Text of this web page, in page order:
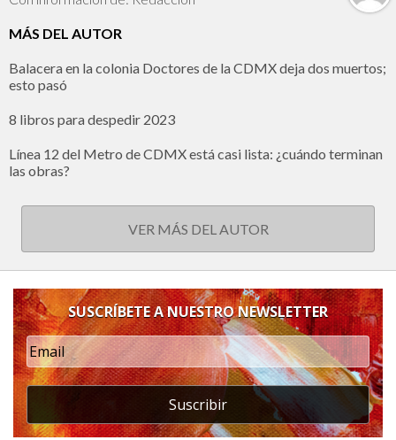
MÁS DEL AUTOR
Balacera en la colonia Doctores de la CDMX deja dos muertos;
esto pasó
8 libros para despedir 2023
Línea 12 del Metro de CDMX está casi lista: ¿cuándo terminan
las obras?
VER MÁS DEL AUTOR
SUSCRÍBETE A NUESTRO NEWSLETTER
Suscribir